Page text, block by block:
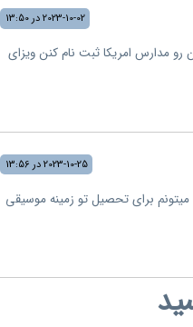
2023-10-02 در 13:50
رو مدارس امریکا ثبت نام کنن ویزای
2023-10-25 در 13:56
ایا میتونم برای تحصیل تو زمینه موسیقی